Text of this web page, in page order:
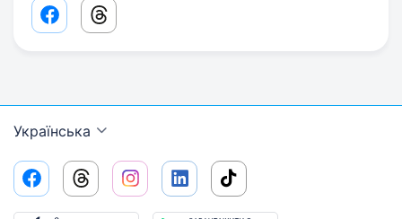
Facebook share link
Threads share link
Українська